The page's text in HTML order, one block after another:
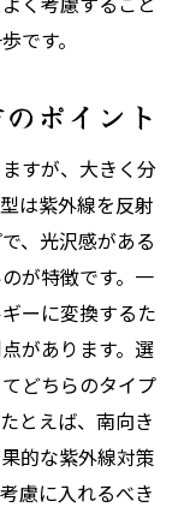
です。
ポイント
すが、大きく分
は紫外線を反射
、光沢感がある
が特徴です。一
ーに変換するた
があります。選
どちらのタイプ
とえば、南向き
的な紫外線対策
慮に入れるべき